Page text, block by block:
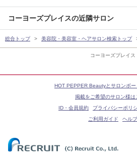
コーヨーズプレイス
コーヨーズプレイスの近隣サロン
総合トップ 美容院・美容室・ヘアサロン検索トップ
HOT PEPPER Beautyとサロンボー
掲載をご希望のサロン様は
ID・会員規約
プライバシーポリ
ご利用ガイド
ヘルプ